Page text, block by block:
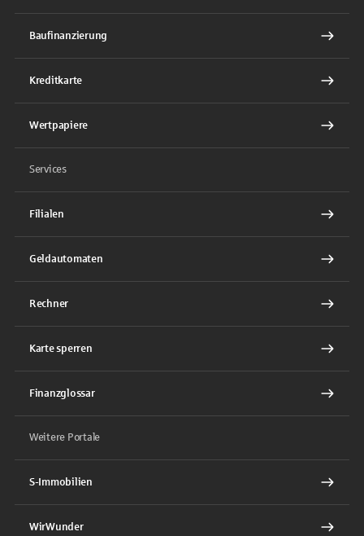
Baufinanzierung
Kreditkarte
Wertpapiere
Services
Filialen
Geldautomaten
Rechner
Karte sperren
Finanzglossar
Weitere Portale
S-Immobilien
WirWunder